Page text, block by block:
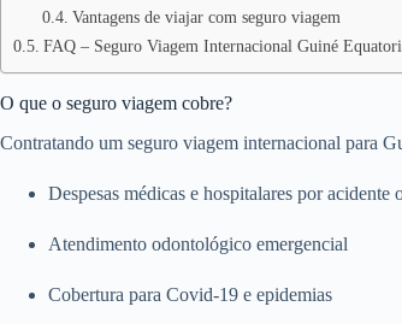
Vantagens de viajar com seguro viagem
FAQ – Seguro Viagem Internacional Guiné
O que o seguro viagem cobre?
Contratando um seguro viagem internacional para
Despesas médicas e hospitalares por acidente
Atendimento odontológico emergencial
Cobertura para Covid-19 e epidemias